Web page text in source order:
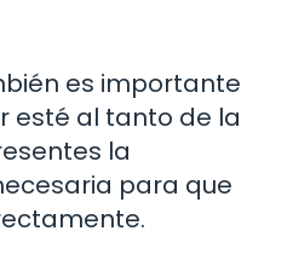
es importante
esté al tanto de la
la
para que